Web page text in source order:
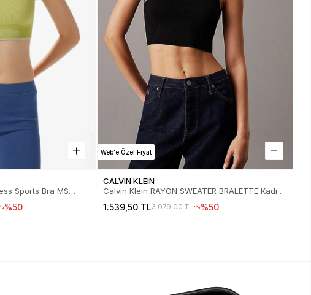
%50
Web'e Özel Fiyat
CALVIN KLEIN
Calvin Klein RAYON SWEATER BRALETTE Kadın
1.539,50 TL3.079,00 TL %50